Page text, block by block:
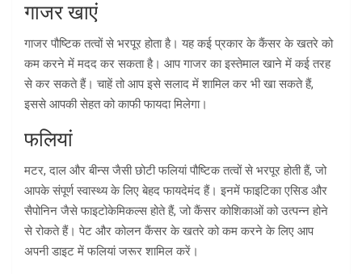
गाजर खाएं
गाजर पौष्टिक तत्वों से भरपूर होता है। यह कई प्रकार के कैंसर के खतरे को
कम करने में मदद कर सकता है। आप गाजर का इस्तेमाल खाने में कई तरह
से कर सकते हैं। चाहें तो आप इसे सलाद में शामिल कर भी खा सकते हैं,
इससे आपकी सेहत को काफी फायदा मिलेगा।
फलियां
मटर, दाल और बीन्स जैसी छोटी फलियां पौष्टिक तत्वों से भरपूर होती हैं, जो
आपके संपूर्ण स्वास्थ्य के लिए बेहद फायदेमंद हैं। इनमें फाइटिका एसिड और
सैपोनिन जैसे फाइटोकेमिकल्स होते हैं, जो कैंसर कोशिकाओं को उत्पन्न होने
से रोकते हैं। पेट और कोलन कैंसर के खतरे को कम करने के लिए आप
अपनी डाइट में फलियां जरूर शामिल करें।